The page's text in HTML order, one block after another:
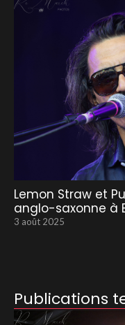
Lemon Straw et
anglo-saxonne à
3 août 2025
Publications